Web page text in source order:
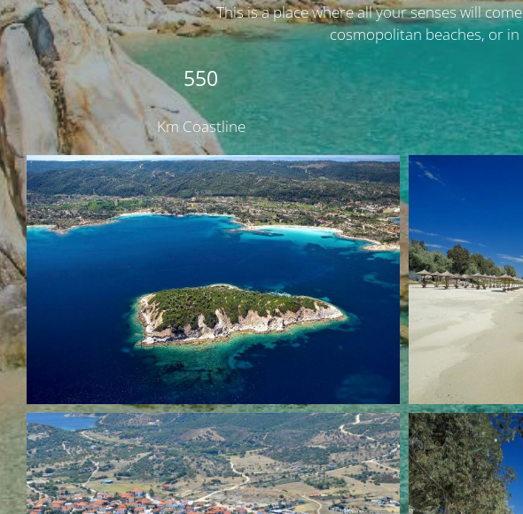
This is a place where all your senses will
cosmopolitan beaches, or
550
Km Coastline